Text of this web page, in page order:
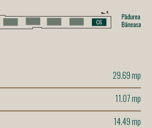
29.69 mp
11.07 mp
14.49 mp